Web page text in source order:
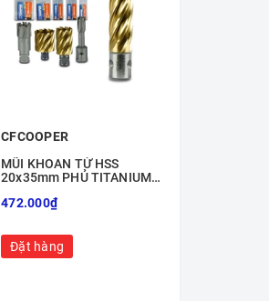
CFCOOPER
MŨI KHOAN TỪ HSS
20x35mm PHỦ TITANIUM
472.000₫
Đặt hàng